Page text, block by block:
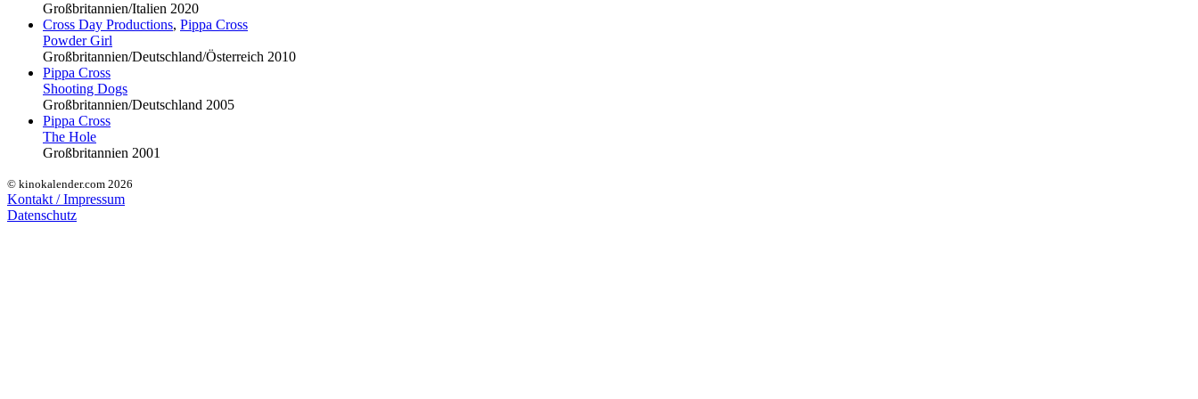
Großbritannien/Italien 2020
Cross Day Productions, Pippa Cross
Powder Girl
Großbritannien/Deutschland/Österreich 2010
Pippa Cross
Shooting Dogs
Großbritannien/Deutschland 2005
Pippa Cross
The Hole
Großbritannien 2001
© kinokalender.com 2026
Kontakt / Impressum
Datenschutz